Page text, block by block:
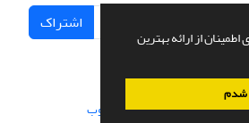
از ارائه بهترین
شدم
اشتراک
طراحی و پیاده سازی از سیناوب